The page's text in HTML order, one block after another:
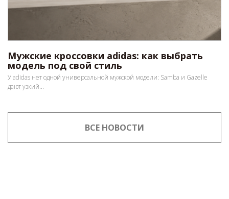
Мужские кроссовки adidas: как выбрать
модель под свой стиль
У adidas нет одной универсальной мужской модели: Samba и Gazelle
дают узкий...
ВСЕ НОВОСТИ